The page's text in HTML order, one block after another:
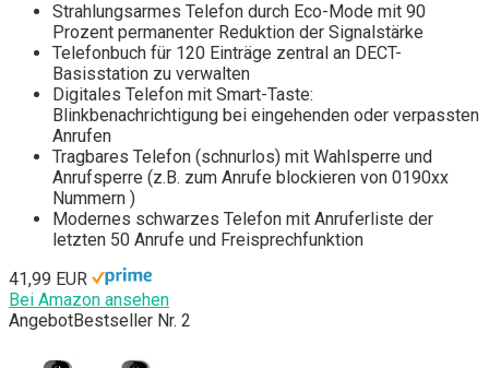
Strahlungsarmes Telefon durch Eco-Mode mit 90
Prozent permanenter Reduktion der Signalstärke
Telefonbuch für 120 Einträge zentral an DECT-
Basisstation zu verwalten
Digitales Telefon mit Smart-Taste:
Blinkbenachrichtigung bei eingehenden oder verpassten
Anrufen
Tragbares Telefon (schnurlos) mit Wahlsperre und
Anrufsperre (z.B. zum Anrufe blockieren von 0190xx
Nummern )
Modernes schwarzes Telefon mit Anruferliste der
letzten 50 Anrufe und Freisprechfunktion
41,99 EUR
Bei Amazon ansehen
AngebotBestseller Nr. 2